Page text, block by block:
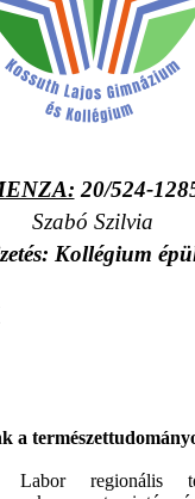
20/524-
Szabó Szilvia
Kollégium
a
regionális